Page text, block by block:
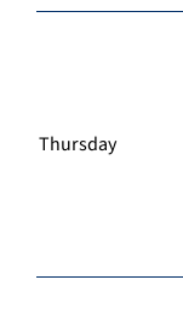
Thursday